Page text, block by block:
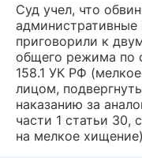
Суд учел, что
приговорили к
общего режима по
158.1 УК РФ
лицом,
наказанию за
части 1 статьи 30,
на мелкое